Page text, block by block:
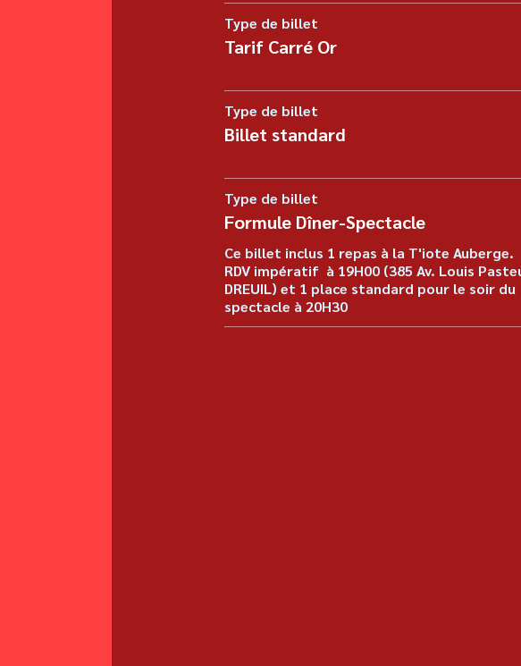
Type de billet
Tarif Carré Or
Type de billet
Billet standard
Type de billet
Formule Dîner-Spectacle
Ce billet inclus 1 repas à la T'iote Auberge.
RDV impératif  à 19H00 (385 Av. Louis
DREUIL) et 1 place standard pour le soir du
spectacle à 20H30